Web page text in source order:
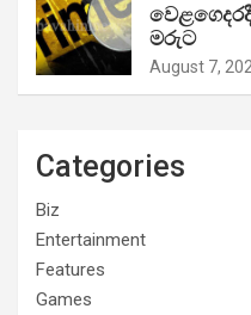
මරුට
August 7,
Categories
Biz
Entertainment
Features
Games